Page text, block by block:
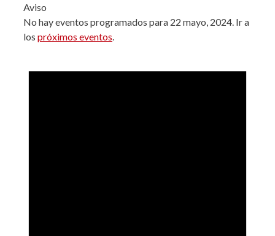
Aviso
No hay eventos programados para 22 mayo, 2024. Ir a
los próximos eventos